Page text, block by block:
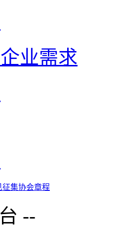
企业需求
征集协会章程
--